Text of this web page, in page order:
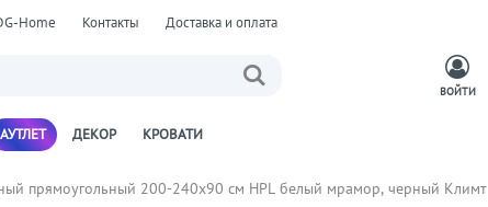
Home Контакты Доставка и оплата
ВОЙТИ
АУТЛЕТ ДЕКОР КРОВАТИ
прямоугольный 200-240х90 см HPL белый мрамор, черный Климт